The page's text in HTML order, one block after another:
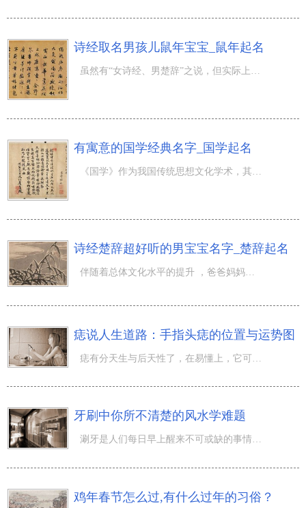
诗经取名男孩儿鼠年宝宝_鼠年起名
有寓意的国学经典名字_国学起名
诗经楚辞超好听的男宝宝名字_楚辞起名
痣说人生道路：手指头痣的位置与运势图
痣有分天生与后天性了，在易懂上，它可以透视人生的吉凶祸福，古时候八字算命学术术中占据占比，都是八字算
牙刷中你所不清楚的风水学难题
涮牙是人们每日早上醒来不可或缺的事情，可是在选择牙刷的那时候大伙儿全是依据爱好来挑选，那你是否清楚牙
鸡年春节怎么过,有什么过年的习俗？